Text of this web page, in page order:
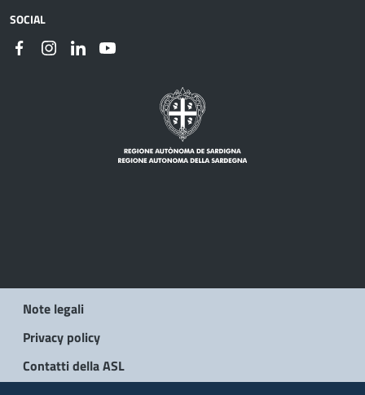
SOCIAL
Note legali
Privacy policy
Contatti della ASL